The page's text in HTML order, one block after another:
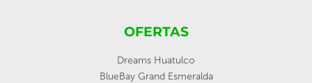
OFERTAS
Dreams Huatulco
BlueBay Grand Esmeralda